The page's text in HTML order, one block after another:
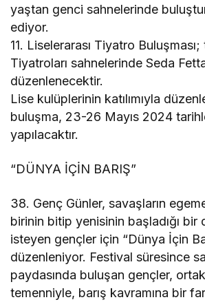
yaştan genci sahnelerinde
ediyor.
11. Liselerarası Tiyatro
Tiyatroları sahnelerinde Seda
düzenlenecektir.
Lise kulüplerinin katılımıyla
buluşma, 23-26 Mayıs 2024
yapılacaktır.
“DÜNYA İÇİN BARIŞ”
38. Genç Günler, savaşların
birinin bitip yenisinin başladığı bir
isteyen gençler için “Dünya İçin
düzenleniyor. Festival süresince
paydasında buluşan gençler,
temenniyle, barış kavramına bir